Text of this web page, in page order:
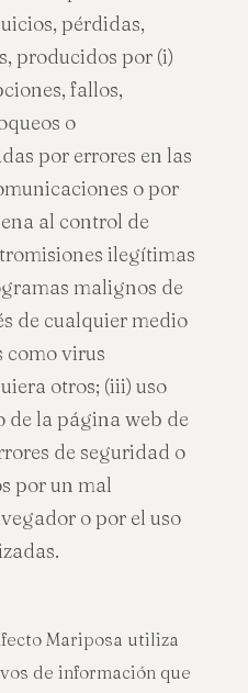
pérdidas,
producidos por (i)
fallos,
o
por errores en las
o por
al control de
ilegítimas
malignos de
de cualquier medio
como virus
otros; (iii) uso
de la página web de
de seguridad o
por un mal
o por el uso
Mariposa utiliza
de información que